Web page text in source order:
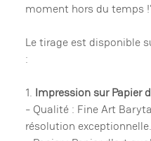
moment hors du temps
Le tirage est disponible
:
1. Impression sur Papier
- Qualité : Fine Art
résolution exceptionnelle.